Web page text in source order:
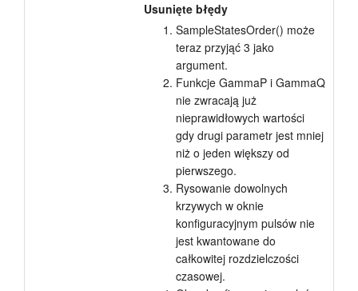
Usunięte błędy
SampleStatesOrder() może
teraz przyjąć 3 jako
argument.
Funkcje GammaP i GammaQ
nie zwracają już
nieprawidłowych wartości
gdy drugi parametr jest mniej
niż o jeden większy od
pierwszego.
Rysowanie dowolnych
krzywych w oknie
konfiguracyjnym pulsów nie
jest kwantowane do
całkowitej rozdzielczości
czasowej.